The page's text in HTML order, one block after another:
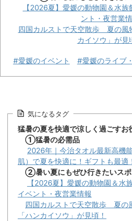
【2026夏】愛媛の動物園＆水
ント・夜営業
四国カルストで天空散歩 夏の風
カイソウ」が見
#愛媛のイベント #愛媛のライブ
気になるタグ
猛暑の夏を快適で涼しく過ごすお
①猛暑の必需品
2026年｜今治タオル最新高機
肌）で夏を快適に！ギフトも最適
②暑い夏にもぜひ行きたいスポ
【2026夏】愛媛の動物園＆水
イベント・夜営業情報
四国カルストで天空散歩 夏の
「ハンカイソウ」が見頃！